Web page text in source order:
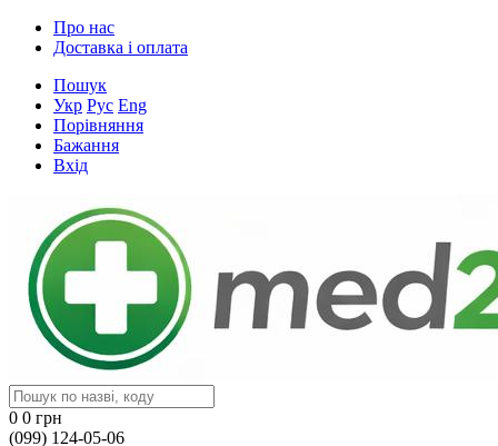
Про нас
Доставка і оплата
Пошук
Укр Рус Eng
Порівняння
Бажання
Вхід
0 0 грн
(099) 124-05-06